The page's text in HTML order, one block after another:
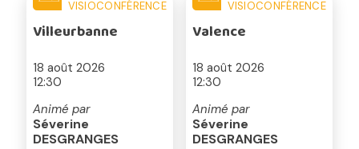
VISIOCONFÉRENCE
Villeurbanne
18 août 2026
12:30
Animé par
Séverine
DESGRANGES
VISIOCONFÉRENCE
Valence
18 août 2026
12:30
Animé par
Séverine
DESGRANGES